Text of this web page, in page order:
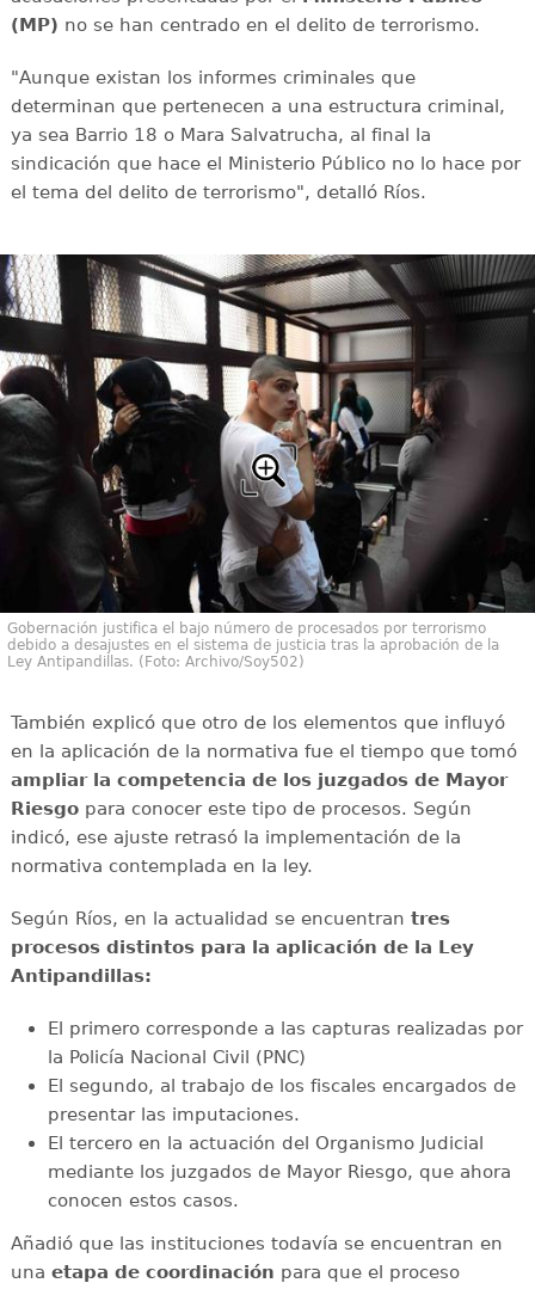
(MP) no se han centrado en el delito de terrorismo.
"Aunque existan los informes criminales que
determinan que pertenecen a una estructura criminal,
ya sea Barrio 18 o Mara Salvatrucha, al final la
sindicación que hace el Ministerio Público no lo hace por
el tema del delito de terrorismo", detalló Ríos.
Gobernación justifica el bajo número de procesados por terrorismo
debido a desajustes en el sistema de justicia tras la aprobación de la
Ley Antipandillas. (Foto: Archivo/Soy502)
También explicó que otro de los elementos que influyó
en la aplicación de la normativa fue el tiempo que tomó
ampliar la competencia de los juzgados de Mayor
Riesgopara conocer este tipo de procesos. Según
indicó, ese ajuste retrasó la implementación de la
normativa contemplada en la ley.
Según Ríos, en la actualidad se encuentran tres
procesos distintos para la aplicación de la Ley
Antipandillas:
El primero corresponde a las capturas realizadas por
la Policía Nacional Civil (PNC)
El segundo, al trabajo de los fiscales encargados de
presentar las imputaciones.
El tercero en la actuación del Organismo Judicial
mediante los juzgados de Mayor Riesgo, que ahora
conocen estos casos.
Añadió que las instituciones todavía se encuentran en
una etapa de coordinación para que el proceso